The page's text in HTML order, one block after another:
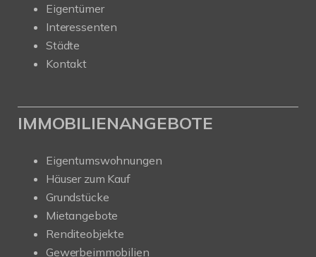
Eigentümer
Interessenten
Städte
Kontakt
IMMOBILIENANGEBOTE
Eigentumswohnungen
Häuser zum Kauf
Grundstücke
Mietangebote
Renditeobjekte
Gewerbeimmobilien